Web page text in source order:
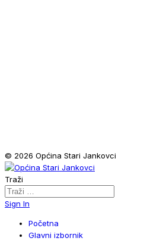
© 2026 Općina Stari Jankovci
Traži
Sign In
Početna
Glavni izbornik